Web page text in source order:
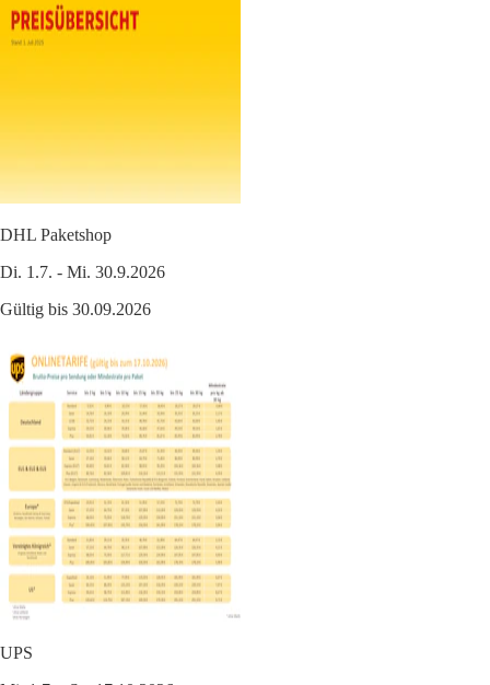
DHL Paketshop
Di. 1.7. - Mi. 30.9.2026
Gültig bis 30.09.2026
UPS